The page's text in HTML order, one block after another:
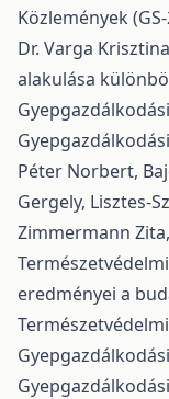
Közlemények
Dr. Varga
alakulása
Péter Norbert,
Gergely, Lisztes-
Zimmermann
eredményei a